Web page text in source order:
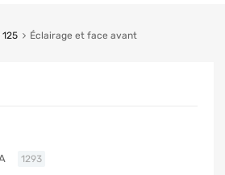
125 Éclairage et face avant
1293